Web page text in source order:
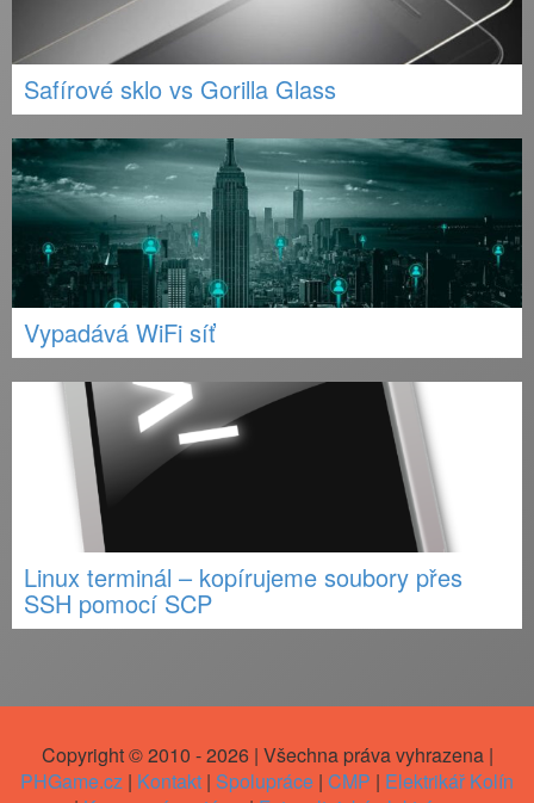
Safírové sklo vs Gorilla Glass
Vypadává WiFi síť
Linux terminál – kopírujeme soubory přes
SSH pomocí SCP
Copyright © 2010 - 2026 | Všechna práva vyhrazena |
PHGame.cz | Kontakt | Spolupráce | CMP | Elektrikář Kolín